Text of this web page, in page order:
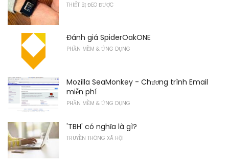
THIẾT BỊ ĐEO ĐƯỢC
Đánh giá SpiderOakONE
PHẦN MỀM & ỨNG DỤNG
Mozilla SeaMonkey - Chương trình Email
miễn phí
PHẦN MỀM & ỨNG DỤNG
'TBH' có nghĩa là gì?
TRUYỀN THÔNG XÃ HỘI